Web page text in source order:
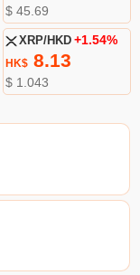
$ 45.69
XRP/HKD +1.54%
HK$8.13
$ 1.043